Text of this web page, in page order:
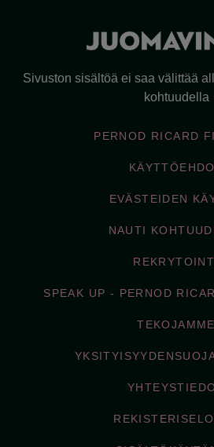
Sivuston sisältöä ei saa välittää
kohtuudella
PERNOD RICARD
EVÄSTEIDEN
NAUTI
SPEAK UP - PERNOD
TEKOJAMME